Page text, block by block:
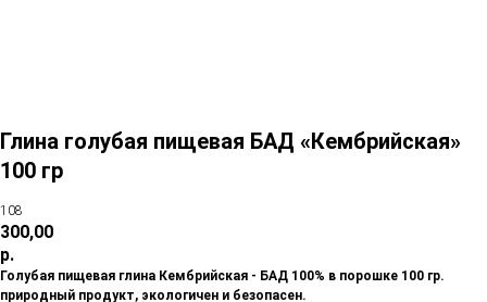
Глина голубая пищевая БАД «Кембрийская»
100 гр
108
300,00
р.
Голубая пищевая глина Кембрийская - БАД 100% в порошке 100 гр.
природный продукт, экологичен и безопасен.